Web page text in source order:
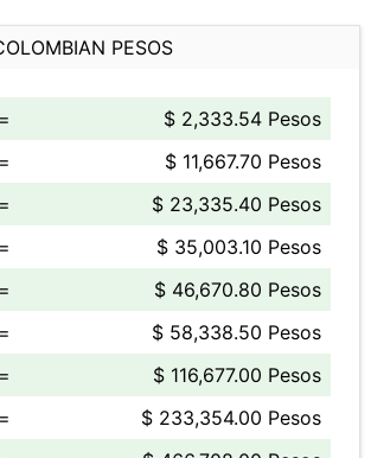
PESOS
=
$ 2,333.54 Pesos
=
$ 11,667.70 Pesos
=
$ 23,335.40 Pesos
=
$ 35,003.10 Pesos
=
$ 46,670.80 Pesos
=
$ 58,338.50 Pesos
=
$ 116,677.00 Pesos
=
$ 233,354.00 Pesos